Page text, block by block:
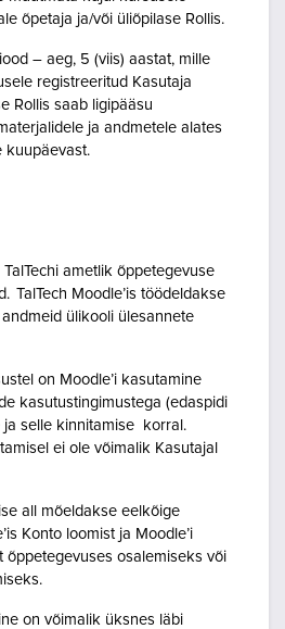
õpetaja ja/või üliõpilase Rollis.
– aeg, 5 (viis) aastat, mille
registreeritud Kasutaja
Rollis saab ligipääsu
ja andmetele alates
kuupäevast.
TalTechi ametlik õppetegevuse
TalTech Moodle’is töödeldakse
ülikooli ülesannete
on Moodle’i kasutamine
kasutustingimustega (edaspidi
ja selle kinnitamise korral.
ei ole võimalik Kasutajal
all mõeldakse eelkõige
Konto loomist ja Moodle’i
õppetegevuses osalemiseks või
on võimalik üksnes läbi